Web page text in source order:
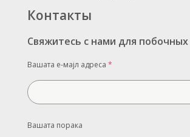
Контакты
Свяжитесь с нами для
Вашата е-мајл адреса *
Вашата порака